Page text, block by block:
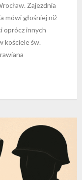
Zajezdnia
mówi głośniej niż
oprócz innych
kościele św.